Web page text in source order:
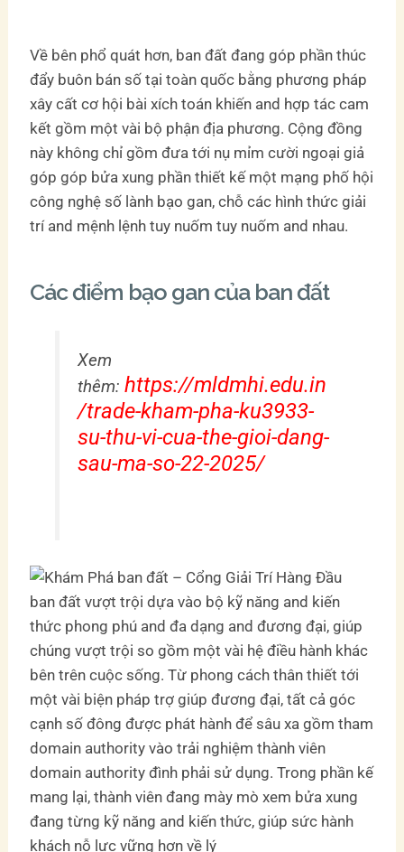
Về bên phổ quát hơn, ban đất đang góp phần thúc
đẩy buôn bán số tại toàn quốc bằng phương pháp
xây cất cơ hội bài xích toán khiến and hợp tác cam
kết gồm một vài bộ phận địa phương. Cộng đồng
này không chỉ gồm đưa tới nụ mỉm cười ngoại giả
góp góp bửa xung phần thiết kế một mạng phố hội
công nghệ số lành bạo gan, chỗ các hình thức giải
trí and mệnh lệnh tuy nuốm tuy nuốm and nhau.
Các điểm bạo gan của ban đất
Xem
thêm:https://mldmhi.edu.in
/trade-kham-pha-ku3933-
su-thu-vi-cua-the-gioi-dang-
sau-ma-so-22-2025/
ban đất vượt trội dựa vào bộ kỹ năng and kiến
thức phong phú and đa dạng and đương đại, giúp
chúng vượt trội so gồm một vài hệ điều hành khác
bên trên cuộc sống. Từ phong cách thân thiết tới
một vài biện pháp trợ giúp đương đại, tất cả góc
cạnh số đông được phát hành để sâu xa gồm tham
domain authority vào trải nghiệm thành viên
domain authority đình phải sử dụng. Trong phần kế
mang lại, thành viên đang mày mò xem bửa xung
đang từng kỹ năng and kiến thức, giúp sức hành
khách nỗ lực vững hơn về lý